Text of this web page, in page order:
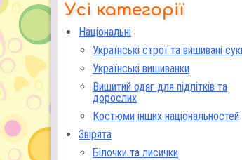
Усі категорії
Національні
Українські строї та вишивані
Українські вишиванки
Вишитий одяг для підлітків та
дорослих
Костюми інших національностей
Звірята
Білочки та лисички